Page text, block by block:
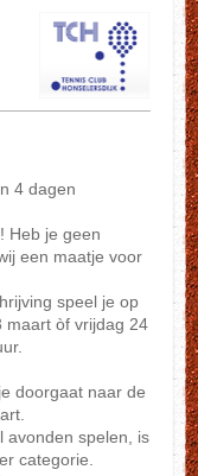
4 dagen
Heb je geen
een maatje voor
speel je op
maart òf vrijdag 24
doorgaat naar de
avonden spelen, is
categorie.